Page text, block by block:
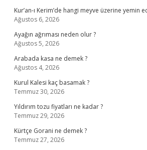
Kur’an-ı Kerim’de hangi meyve üzerine yemin
Ağustos 6, 2026
Ayağın ağrıması neden olur ?
Ağustos 5, 2026
Arabada kasa ne demek ?
Ağustos 4, 2026
Kurul Kalesi kaç basamak ?
Temmuz 30, 2026
Yıldırım tozu fiyatları ne kadar ?
Temmuz 29, 2026
Kürtçe Gorani ne demek ?
Temmuz 27, 2026